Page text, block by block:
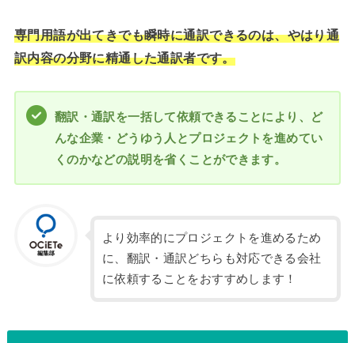
専門用語が出てきでも瞬時に通訳できるのは、やはり通
訳内容の分野に精通した通訳者です。
翻訳・通訳を一括して依頼できることにより、ど
んな企業・どうゆう人とプロジェクトを進めてい
くのかなどの説明を省くことができます。
より効率的にプロジェクトを進めるため
に、翻訳・通訳どちらも対応できる会社
に依頼することをおすすめします！